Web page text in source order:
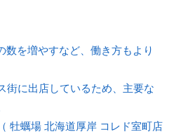
を増やすなど、働き方もより
街に出店しているため、主要な
牡蠣場 北海道厚岸 コレド室町店